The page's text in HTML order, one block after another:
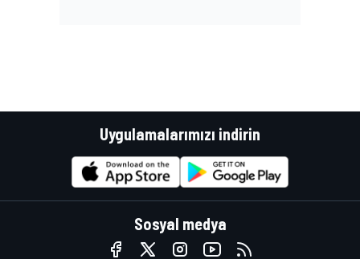
Uygulamalarımızı indirin
Sosyal medya